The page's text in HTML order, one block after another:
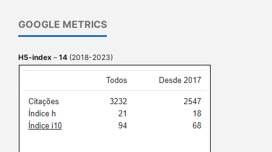
GOOGLE METRICS
H5-index – 14 (2018-2023)